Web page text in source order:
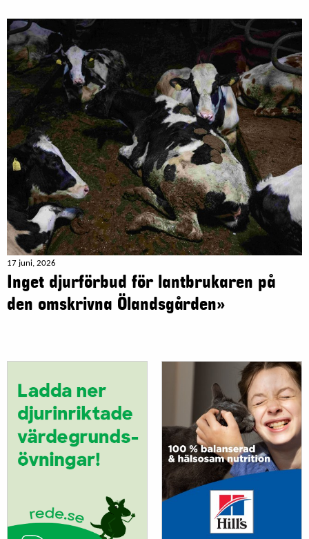
17 juni, 2026
Inget djurförbud för lantbrukaren på
den omskrivna Ölandsgården»